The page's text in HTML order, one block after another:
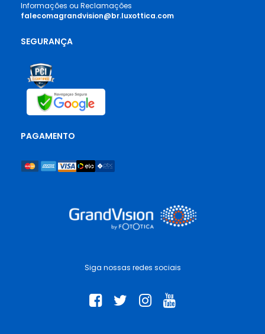
Siga nossas redes sociais
Informações ou Reclamações
falecomagrandvision@br.luxottica.com
SEGURANÇA
PAGAMENTO